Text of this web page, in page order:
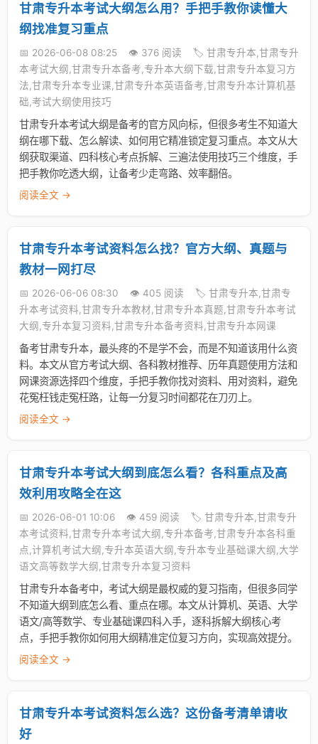
甘肃专升本考试大纲怎么用？手把手教你读懂大
纲找准复习重点
📅 2026-06-08 08:25 👁️ 376 阅读
🏷️ 甘肃专升本,甘肃专升
本考试大纲,甘肃专升本备考,专升本大纲下载,甘肃专升本复习方
法,甘肃专升本专业课,甘肃专升本英语备考,甘肃专升本计算机基
础,考试大纲使用技巧
甘肃专升本考试大纲是备考的官方风向标，但很多考生不知道大
纲在哪下载、怎么解读、如何用它精准锁定复习重点。本文从大
纲获取渠道、四科核心考点拆解、三遍法使用技巧三个维度，手
把手教你吃透大纲，让备考少走弯路、效率翻倍。
阅读全文 →
甘肃专升本考试资料怎么找？官方大纲、真题与
教材一网打尽
📅 2026-06-06 08:30 👁️ 405 阅读
🏷️ 甘肃专升本,甘肃专
升本考试资料,甘肃专升本教材,甘肃专升本真题,甘肃专升本考试
大纲,专升本复习资料,甘肃专升本备考资料,甘肃专升本网课
备考甘肃专升本，最头疼的不是学不会，而是不知道该用什么资
料。本文从官方考试大纲、各科教材推荐、历年真题使用方法和
网课资源选择四个维度，手把手教你找对资料、用对资料，避免
花冤枉钱走冤枉路，让每一分复习时间都花在刀刃上。
阅读全文 →
甘肃专升本考试大纲到底怎么看？各科重点及高
效利用攻略全在这
📅 2026-06-01 10:06 👁️ 459 阅读
🏷️ 甘肃专升本,甘肃专升
本考试资料,甘肃专升本考试大纲,专升本备考,甘肃专升本各科重
点,计算机考试大纲,专升本英语大纲,专升本专业基础课大纲,大学
语文高等数学大纲,甘肃专升本复习资料
甘肃专升本备考中，考试大纲是最权威的复习指南，但很多同学
不知道大纲到底怎么看、重点在哪。本文从计算机、英语、大学
语文/高等数学、专业基础课四科入手，逐科拆解大纲核心考
点，手把手教你如何用大纲精准定位复习方向，实现高效提分。
阅读全文 →
甘肃专升本考试资料怎么选？这份备考清单请收
好